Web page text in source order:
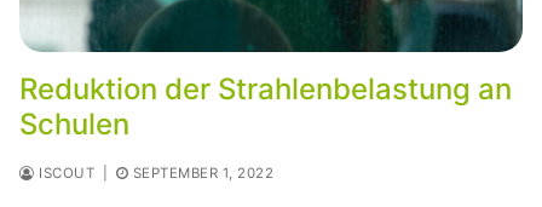
Reduktion der Strahlenbelastung an
Schulen
ISCOUT SEPTEMBER 1, 2022